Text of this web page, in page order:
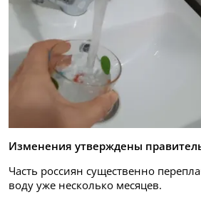
Изменения утверждены
Часть россиян существенно
воду уже несколько месяцев.